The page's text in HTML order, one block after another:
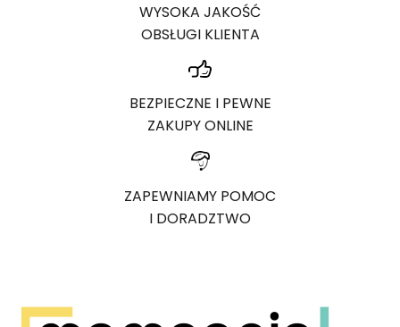
WYSOKA JAKOŚĆ
OBSŁUGI KLIENTA
BEZPIECZNE I PEWNE
ZAKUPY ONLINE
ZAPEWNIAMY POMOC
I DORADZTWO